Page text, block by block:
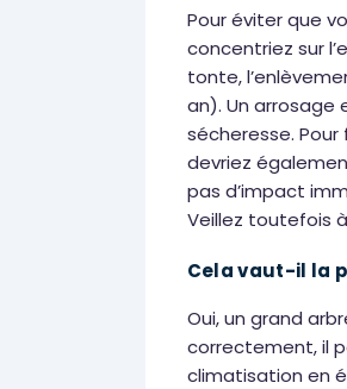
Pour éviter que
concentriez sur
tonte,
an). Un
sécheresse.
devriez
pas d’impact
Veillez toutefois
Cela vaut-il la
Oui, un grand
correctement, il
climatisation en